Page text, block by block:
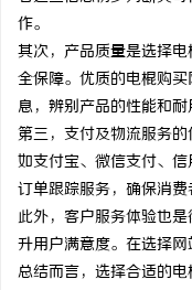
作。
其次，产品质量是选择
全保障。优质的电棍购
息，辨别产品的性能和
第三，支付及物流服务
如支付宝、微信支付、
订单跟踪服务，确保消费
此外，客户服务体验也
升用户满意度。在选择
总结而言，选择合适的